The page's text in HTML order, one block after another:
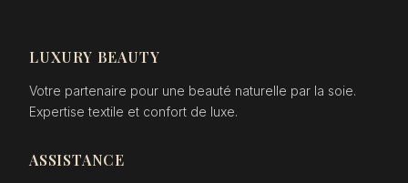
LUXURY BEAUTY
Votre partenaire pour une beauté naturelle par la soie.
Expertise textile et confort de luxe.
ASSISTANCE